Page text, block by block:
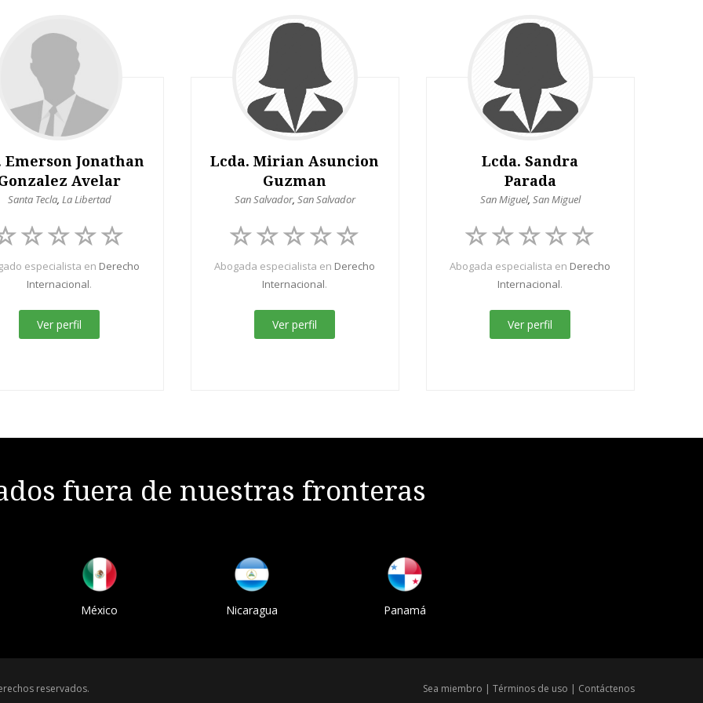
Emerson Jonathan
Avelar
Santa Tecla, La Libertad
especialista en Derecho
Internacional.
Ver perfil
Lcda. Mirian Asuncion
Guzman
San Salvador, San Salvador
Abogada especialista en Derecho
Internacional.
Ver perfil
Lcda. Sandra
Parada
San Miguel, San Miguel
Abogada especialista en Derecho
Internacional.
Ver perfil
fuera de nuestras fronteras
México Nicaragua Panamá
reservados. Sea miembro | Términos de uso | Contáctenos